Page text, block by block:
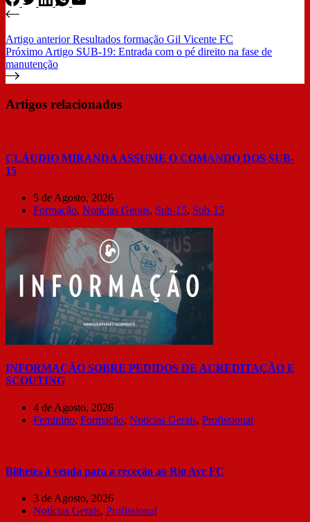
Artigo anteriorResultados formação Gil Vicente FC
Próximo Artigo SUB-19: Entrada com o pé direito na fase de
manutenção
Artigos relacionados
CLÁUDIO MIRANDA ASSUME O COMANDO DOS SUB-
15
5 de Agosto, 2026
Formação, Notícias Gerais, Sub-15, Sub-15
INFORMAÇÃO SOBRE PEDIDOS DE ACREDITAÇÃO E
SCOUTING
4 de Agosto, 2026
Feminino, Formação, Notícias Gerais, Profissional
Bilhetes à venda para a receção ao Rio Ave FC
3 de Agosto, 2026
Notícias Gerais, Profissional